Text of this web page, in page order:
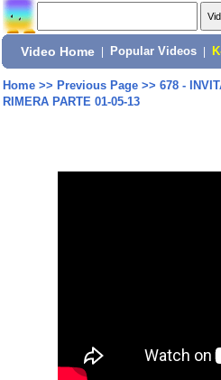
Video Home Popular Videos
Home>> Previous Page>> 678 -
RIMERA PARTE 01-05-13